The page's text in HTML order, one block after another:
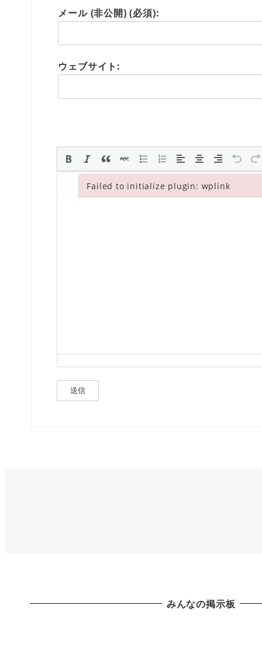
メール (非公開) (必須):
ウェブサイト:
送信
みんなの掲示板
Failed to initialize plugin: wplink
Failed to initialize plugin: wplink